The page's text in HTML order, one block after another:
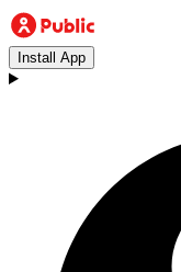
Install App